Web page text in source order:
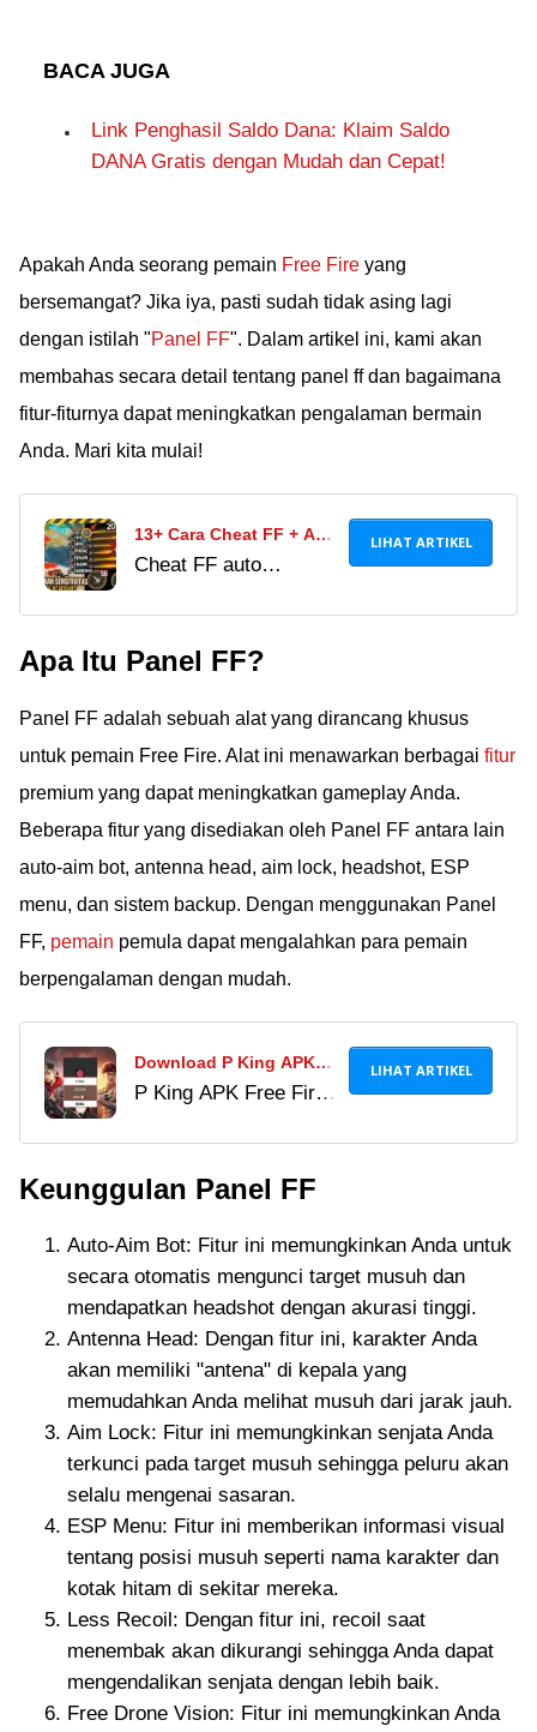
BACA JUGA
Link Penghasil Saldo Dana: Klaim Saldo
DANA Gratis dengan Mudah dan Cepat!
Apakah Anda seorang pemain Free Fire yang
bersemangat? Jika iya, pasti sudah tidak asing lagi
dengan istilah "Panel FF". Dalam artikel ini, kami akan
membahas secara detail tentang panel ff dan bagaimana
fitur-fiturnya dapat meningkatkan pengalaman bermain
Anda. Mari kita mulai!
13+ Cara Cheat FF + APK
Cheat FF Terbaru 2024,
Cheat FF auto
tergoda jadi sultan
risikonya sebelum
akun kamu kena
banned!
LIHAT ARTIKEL
Apa Itu Panel FF?
Panel FF adalah sebuah alat yang dirancang khusus
untuk pemain Free Fire. Alat ini menawarkan berbagai fitur
premium yang dapat meningkatkan gameplay Anda.
Beberapa fitur yang disediakan oleh Panel FF antara lain
auto-aim bot, antenna head, aim lock, headshot, ESP
menu, dan sistem backup. Dengan menggunakan Panel
FF, pemain pemula dapat mengalahkan para pemain
berpengalaman dengan mudah.
Download P King APK
Versi Terbaru 2024,
P King APK Free Fire
atau hilang. Temukan
menggunakan APK
Hack FF di sini!
LIHAT ARTIKEL
Keunggulan Panel FF
Auto-Aim Bot: Fitur ini memungkinkan Anda untuk
secara otomatis mengunci target musuh dan
mendapatkan headshot dengan akurasi tinggi.
Antenna Head: Dengan fitur ini, karakter Anda
akan memiliki "antena" di kepala yang
memudahkan Anda melihat musuh dari jarak jauh.
Aim Lock: Fitur ini memungkinkan senjata Anda
terkunci pada target musuh sehingga peluru akan
selalu mengenai sasaran.
ESP Menu: Fitur ini memberikan informasi visual
tentang posisi musuh seperti nama karakter dan
kotak hitam di sekitar mereka.
Less Recoil: Dengan fitur ini, recoil saat
menembak akan dikurangi sehingga Anda dapat
mengendalikan senjata dengan lebih baik.
Free Drone Vision: Fitur ini memungkinkan Anda